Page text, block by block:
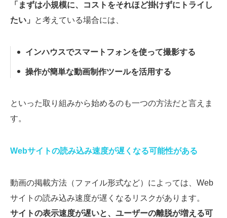
「まずは小規模に、コストをそれほど掛けずにトライし
たい」
と考えている場合には、
インハウスでスマートフォンを使って撮影する
操作が簡単な動画制作ツールを活用する
といった取り組みから始めるのも一つの方法だと言えま
す。
Webサイトの読み込み速度が遅くなる可能性がある
動画の掲載方法（ファイル形式など）によっては、Web
サイトの読み込み速度が遅くなるリスクがあります。
サイトの表示速度が遅いと、ユーザーの離脱が増える可